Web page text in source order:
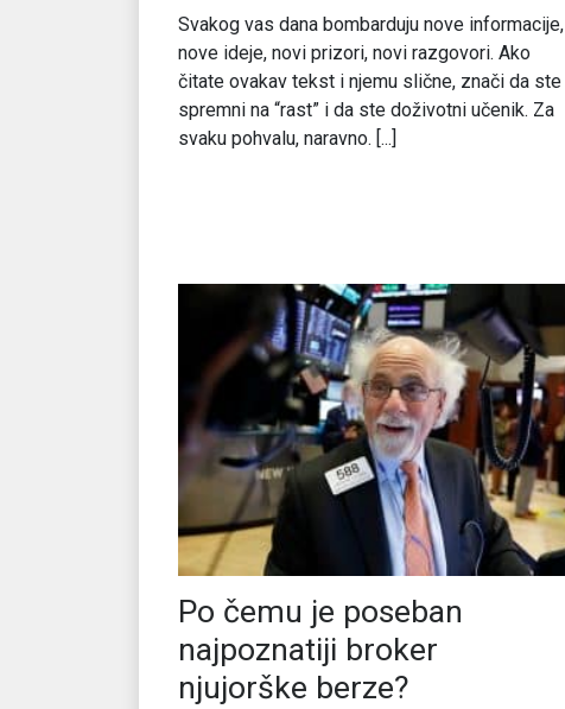
Svakog vas dana bombarduju nove informacije,
nove ideje, novi prizori, novi razgovori. Ako
čitate ovakav tekst i njemu slične, znači da ste
spremni na “rast” i da ste doživotni učenik. Za
svaku pohvalu, naravno. [...]
Po čemu je poseban
najpoznatiji broker
njujorške berze?